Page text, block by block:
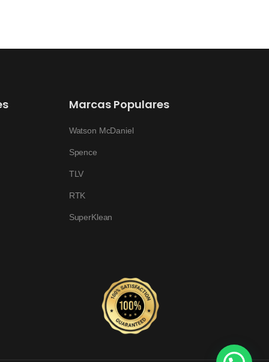
Marcas Populares
Watson McDaniel
Spence
TLV
RTK
SuperKlean